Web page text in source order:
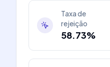
Taxa de
rejeição
58.73%